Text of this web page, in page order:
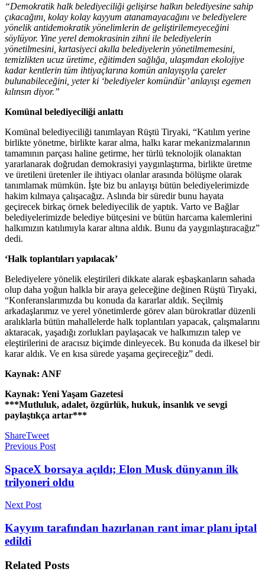
“Demokratik halk belediyeciliği gelişirse halkın belediyesine sahip
çıkacağını, kolay kolay kayyum atanamayacağını ve belediyelere
yönelik antidemokratik yönelimlerin de geliştirilemeyeceğini
söylüyor. Yine yerel demokrasinin zihni ile belediyelerin
yönetilmesini, kırtasiyeci akılla belediyelerin yönetilmemesini,
temizlikten ucuz üretime, eğitimden sağlığa, ulaşımdan ekolojiye
kadar kentlerin tüm ihtiyaçlarına komün anlayışıyla çareler
bulunabileceğini, yeter ki ‘belediyeler komündür’ anlayışı egemen
kılınsın diyor.”
Komünal belediyeciliği anlattı
Komünal belediyeciliği tanımlayan Rüştü Tiryaki, “Katılım yerine
birlikte yönetme, birlikte karar alma, halkı karar mekanizmalarının
tamamının parçası haline getirme, her türlü teknolojik olanaktan
yararlanarak doğrudan demokrasiyi yaygınlaştırma, birlikte üretme
ve üretileni üretenler ile ihtiyacı olanlar arasında bölüşme olarak
tanımlamak mümkün. İşte biz bu anlayışı bütün belediyelerimizde
hakim kılmaya çalışacağız. Aslında bir süredir bunu hayata
geçirecek birkaç örnek belediyecilik de yaptık. Varto ve Bağlar
belediyelerimizde belediye bütçesini ve bütün harcama kalemlerini
halkımızın katılımıyla karar altına aldık. Bunu da yaygınlaştıracağız”
dedi.
‘Halk toplantıları yapılacak’
Belediyelere yönelik eleştirileri dikkate alarak eşbaşkanların sahada
olup daha yoğun halkla bir araya geleceğine değinen Rüştü Tiryaki,
“Konferanslarımızda bu konuda da kararlar aldık. Seçilmiş
arkadaşlarımız ve yerel yönetimlerde görev alan bürokratlar düzenli
aralıklarla bütün mahallelerde halk toplantıları yapacak, çalışmalarını
aktaracak, yaşadığı zorlukları paylaşacak ve halkımızın talep ve
eleştirilerini de aracısız biçimde dinleyecek. Bu konuda da ilkesel bir
karar aldık. Ve en kısa sürede yaşama geçireceğiz” dedi.
Kaynak: ANF
Kaynak: Yeni Yaşam Gazetesi
***Mutluluk, adalet, özgürlük, hukuk, insanlık ve sevgi
paylaştıkça artar***
ShareTweet
Previous Post
SpaceX borsaya açıldı; Elon Musk dünyanın ilk
trilyoneri oldu
Next Post
Kayyım tarafından hazırlanan rant imar planı iptal
edildi
Related Posts